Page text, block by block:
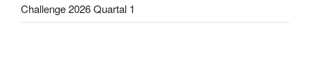
Challenge 2026 Quartal 1